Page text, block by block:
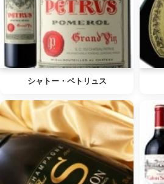
シャトー・ペトリュス